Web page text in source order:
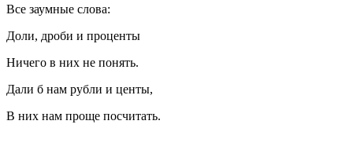
Все заумные слова:
Доли, дроби и проценты
Ничего в них не понять.
Дали б нам рубли и центы,
В них нам проще посчитать.